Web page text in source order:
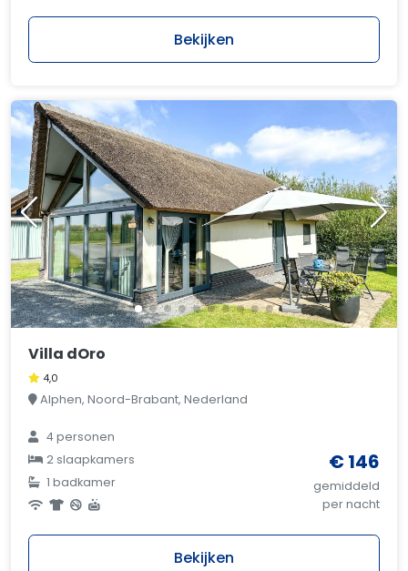
Bekijken
Villa dOro
4,0
Alphen, Noord-Brabant, Nederland
4 personen
2 slaapkamers
1 badkamer
€ 146
gemiddeld
per nacht
Bekijken